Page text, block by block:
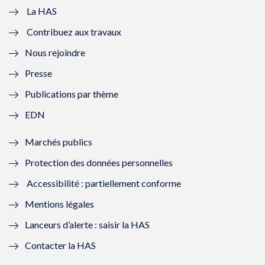
l
l
f
n
ê
t
r
e
)
e
e
n
ê
r
ê
t
e
ê
La HAS
Contribuez aux travaux
Nous rejoindre
Presse
Publications par thème
EDN
Marchés publics
Protection des données personnelles
Accessibilité : partiellement conforme
Mentions légales
Lanceurs d’alerte : saisir la HAS
Contacter la HAS